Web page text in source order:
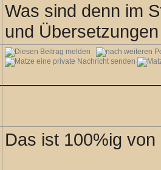
Was sind denn im
und
Das ist 100%ig